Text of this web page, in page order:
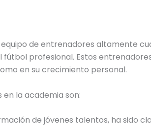
de entrenadores altamente
profesional. Estos
en su crecimiento personal.
la academia son:
de jóvenes talentos, ha sido